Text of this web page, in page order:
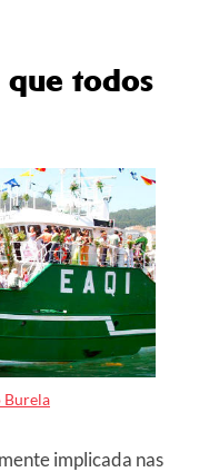
todos
Burela
implicada nas